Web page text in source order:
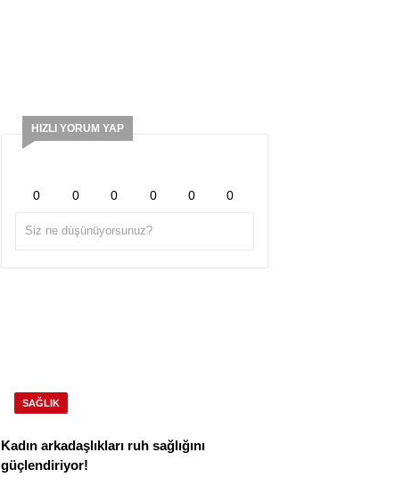
HIZLI YORUM YAP
0 0 0 0 0 0
SAĞLIK
Kadın arkadaşlıkları ruh sağlığını
güçlendiriyor!